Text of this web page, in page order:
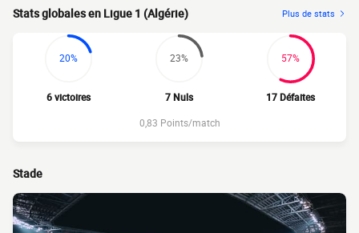
Stats globales en Ligue 1 (Algérie) Plus de stats
20%
6 victoires
23%
7 Nuls
57%
17 Défaites
0,83 Points/match
Stade